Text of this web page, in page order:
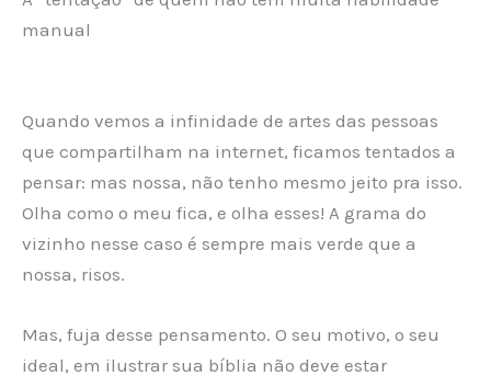
manual
Quando vemos a infinidade de artes das pessoas
que compartilham na internet, ficamos tentados a
pensar: mas nossa, não tenho mesmo jeito pra isso.
Olha como o meu fica, e olha esses! A grama do
vizinho nesse caso é sempre mais verde que a
nossa, risos.
Mas, fuja desse pensamento. O seu motivo, o seu
ideal, em ilustrar sua bíblia não deve estar